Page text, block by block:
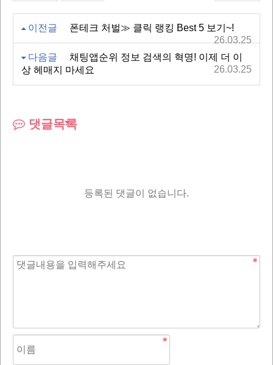
이전글
폰테크 처벌≫ 클릭 랭킹 Best 5 보기~!
26.03.25
다음글
채팅앱순위 정보 검색의 혁명! 이제 더 이
상 헤매지 마세요
26.03.25
댓글목록
등록된 댓글이 없습니다.